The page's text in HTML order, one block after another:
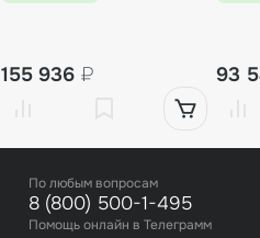
155 936 ₽ 93
По любым вопросам
8 (800) 500-1-495
Помощь онлайн в Телеграмм